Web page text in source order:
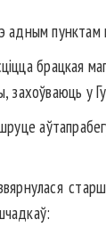
адным
брацкая
захоўваюць у